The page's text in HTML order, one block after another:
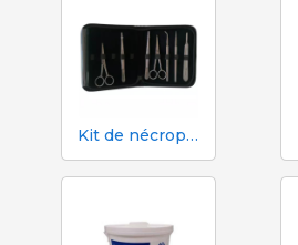
Kit de nécropsie et de dissection 333 - 7 instruments